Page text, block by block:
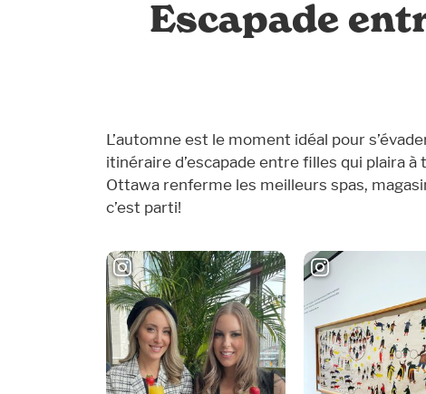
Escapade
L’automne est le moment idéal pour
itinéraire d’escapade entre filles qui plaira
Ottawa renferme les meilleurs spas,
c’est parti!